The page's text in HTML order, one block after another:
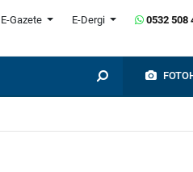
E-Gazete E-Dergi 0532 508